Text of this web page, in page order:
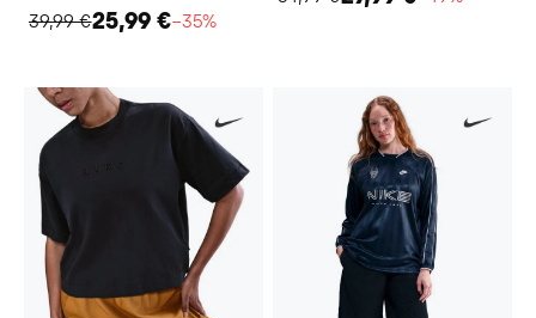
39,99 €25,99 €−35%